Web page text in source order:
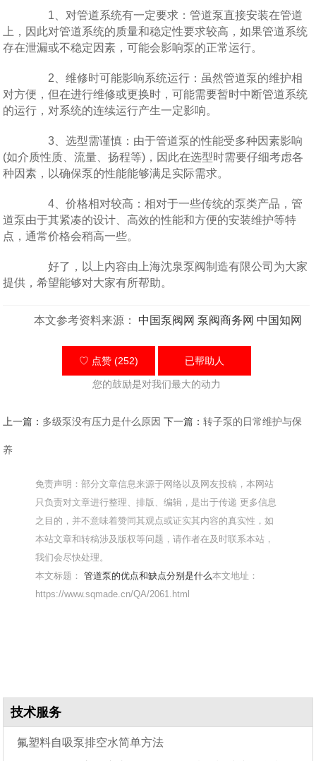
1、对管道系统有一定要求：管道泵直接安装在管道
上，因此对管道系统的质量和稳定性要求较高，如果管道系统
存在泄漏或不稳定因素，可能会影响泵的正常运行。
2、维修时可能影响系统运行：虽然管道泵的维护相
对方便，但在进行维修或更换时，可能需要暂时中断管道系统
的运行，对系统的连续运行产生一定影响。
3、选型需谨慎：由于管道泵的性能受多种因素影响
(如介质性质、流量、扬程等)，因此在选型时需要仔细考虑各
种因素，以确保泵的性能能够满足实际需求。
4、价格相对较高：相对于一些传统的泵类产品，管
道泵由于其紧凑的设计、高效的性能和方便的安装维护等特
点，通常价格会稍高一些。
好了，以上内容由上海沈泉泵阀制造有限公司为大家
提供，希望能够对大家有所帮助。
本文参考资料来源： 中国泵阀网 泵阀商务网 中国知网
♡ 点赞 (252) 已帮助 人
您的鼓励是对我们最大的动力
上一篇： 多级泵没有压力是什么原因 下一篇：转子泵的日常维护与保
养
免责声明：部分文章信息来源于网络以及网友投稿，本网站
只负责对文章进行整理、排版、编辑，是出于传递 更多信息
之目的，并不意味着赞同其观点或证实其内容的真实性，如
本站文章和转稿涉及版权等问题，请作者在及时联系本站，
我们会尽快处理。
本文标题：管道泵的优点和缺点分别是什么本文地址：
https://www.sqmade.cn/QA/2061.html
技术服务
氟塑料自吸泵排空水简单方法